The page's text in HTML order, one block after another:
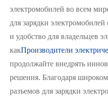
электромобилей во всем
для зарядки
и удобство для владельцев
какПроизводители
продолжайте внедрять
решения. Благодаря
разъемов для зарядки